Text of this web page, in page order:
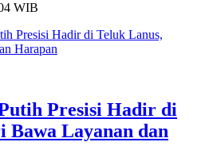
WIB
Presisi Hadir di
Bawa Layanan dan